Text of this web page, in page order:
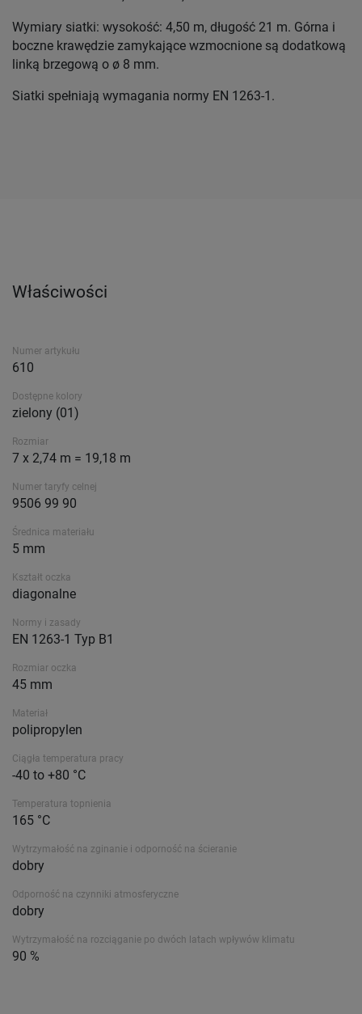
Wymiary siatki: wysokość: 4,50 m, długość 21 m. Górna i
boczne krawędzie zamykające wzmocnione są dodatkową
linką brzegową o ø 8 mm.
Siatki spełniają wymagania normy EN 1263-1.
Właściwości
Numer artykułu
610
Dostępne kolory
zielony (01)
Rozmiar
7 x 2,74 m = 19,18 m
Numer taryfy celnej
9506 99 90
Średnica materiału
5 mm
Kształt oczka
diagonalne
Normy i zasady
EN 1263-1 Typ B1
Rozmiar oczka
45 mm
Materiał
polipropylen
Ciągła temperatura pracy
-40 to +80 °C
Temperatura topnienia
165 °C
Wytrzymałość na zginanie i odporność na ścieranie
dobry
Odporność na czynniki atmosferyczne
dobry
Wytrzymałość na rozciąganie po dwóch latach wpływów klimatu
90 %